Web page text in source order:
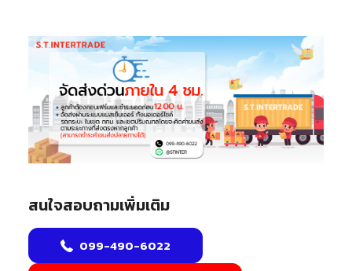
สนใจสอบถามเพิ่มเติม
099-490-6022